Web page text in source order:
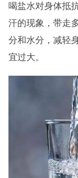
喝盐水对身体抵
汗的现象，带走
分和水分，减轻
宜过大。